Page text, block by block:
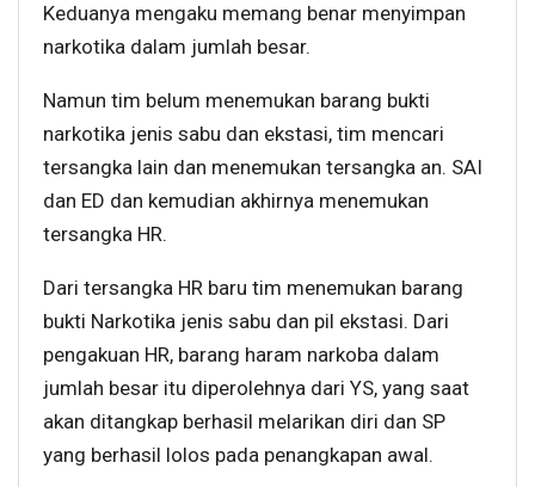
Keduanya mengaku memang benar menyimpan
narkotika dalam jumlah besar.
Namun tim belum menemukan barang bukti
narkotika jenis sabu dan ekstasi, tim mencari
tersangka lain dan menemukan tersangka an. SAI
dan ED dan kemudian akhirnya menemukan
tersangka HR.
Dari tersangka HR baru tim menemukan barang
bukti Narkotika jenis sabu dan pil ekstasi. Dari
pengakuan HR, barang haram narkoba dalam
jumlah besar itu diperolehnya dari YS, yang saat
akan ditangkap berhasil melarikan diri dan SP
yang berhasil lolos pada penangkapan awal.